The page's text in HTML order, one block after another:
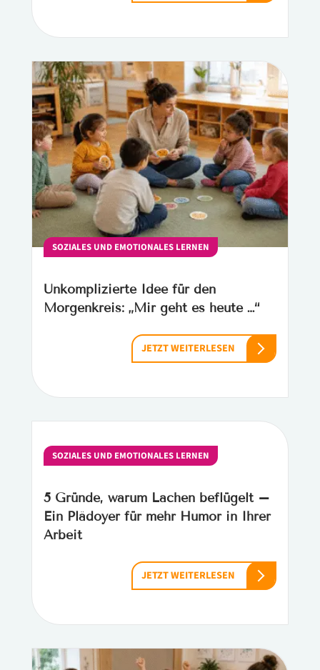
SOZIALES UND EMOTIONALES LERNEN
Unkomplizierte Idee für den
Morgenkreis: „Mir geht es heute …“
JETZT WEITERLESEN
SOZIALES UND EMOTIONALES LERNEN
5 Gründe, warum Lachen beflügelt –
Ein Plädoyer für mehr Humor in Ihrer
Arbeit
JETZT WEITERLESEN